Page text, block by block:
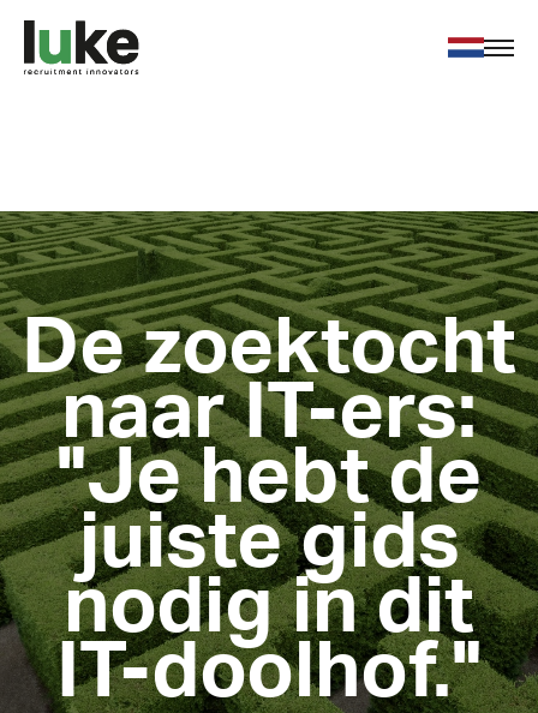
Voor werkgevers
Nieuws
Contact
Vacatures
De zoektocht
naar IT-ers:
"Je hebt de
juiste gids
nodig in dit
IT-doolhof."